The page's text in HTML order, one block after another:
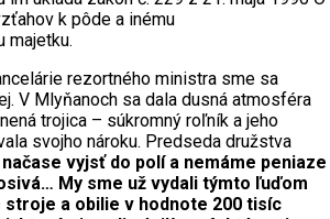
k pôde a inému
majetku.
rezortného ministra sme sa
V Mlyňanoch sa dala dusná atmosféra
trojica – súkromný roľník a jeho
svojho nároku. Predseda družstva
načase vyjsť do polí a nemáme peniaze
My sme už vydali týmto ľuďom
stroje a obilie v hodnote 200 tisíc